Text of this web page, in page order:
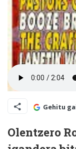
Gehitu
Olentzero